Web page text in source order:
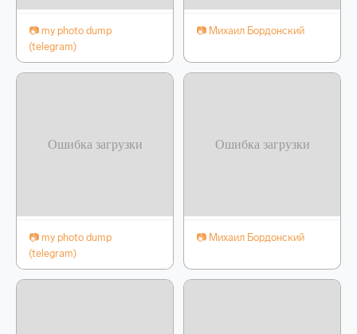
📷 my photo dump
(telegram)
📷 Михаил Бордонский
📷 my photo dump
(telegram)
📷 Михаил Бордонский